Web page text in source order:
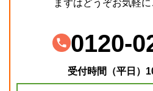
まずはどうぞお気軽に
0120-
受付時間（平日）